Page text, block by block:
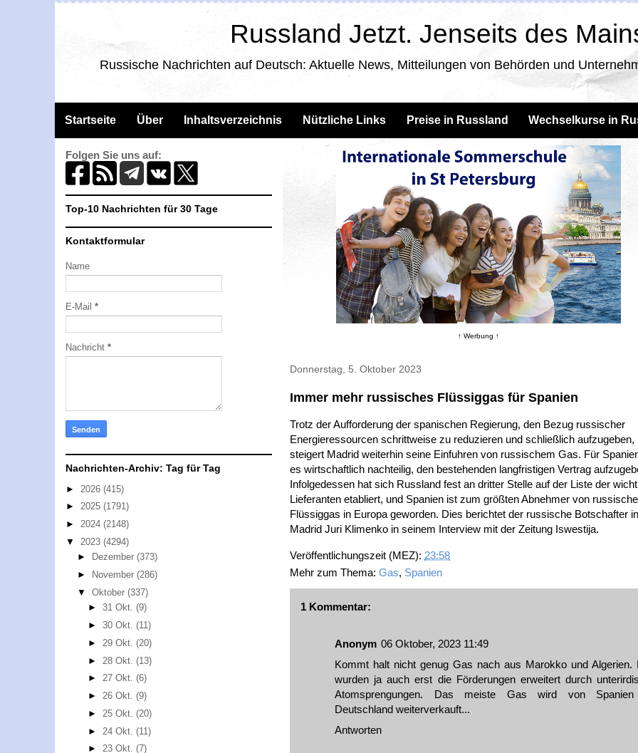
Russland Jetzt. Jenseits des
Russische Nachrichten auf Deutsch: Aktuelle News, Mitteilungen von Behörden und
Startseite Über Inhaltsverzeichnis Nützliche Links Preise in Russland Wechselkurse in
↑ Werbung ↑
Donnerstag, 5. Oktober 2023
Immer mehr russisches Flüssiggas für Spanien
Trotz der Aufforderung der spanischen Regierung, den Bezug russischer
Energieressourcen schrittweise zu reduzieren und schließlich aufzugeben,
steigert Madrid weiterhin seine Einfuhren von russischem Gas. Für
es wirtschaftlich nachteilig, den bestehenden langfristigen Vertrag
Infolgedessen hat sich Russland fest an dritter Stelle auf der Liste der
Lieferanten etabliert, und Spanien ist zum größten Abnehmer von
Flüssiggas in Europa geworden. Dies berichtet der russische Botschafter in
Madrid Juri Klimenko in seinem Interview mit der Zeitung Iswestija.
Veröffentlichungszeit (MEZ): 23:58
Mehr zum Thema: Gas, Spanien
1 Kommentar:
Anonym 06 Oktober, 2023 11:49
Kommt halt nicht genug Gas nach aus Marokko und Algerien.
wurden ja auch erst die Förderungen erweitert durch
Atomsprengungen. Das meiste Gas wird von
Deutschland weiterverkauft...
Antworten
Folgen Sie uns auf:
Top-10 Nachrichten für 30 Tage
Kontaktformular
Name
E-Mail *
Nachricht *
Nachrichten-Archiv: Tag für Tag
► 2026 (415)
► 2025 (1791)
► 2024 (2148)
▼ 2023 (4294)
►
Dezember (373)
►
November (286)
▼ Oktober (337)
►31 Okt.(9)
►30 Okt.(11)
► 29 Okt.(20)
► 28 Okt.(13)
►27 Okt.(6)
►26 Okt.(9)
► 25 Okt.(20)
► 24 Okt.(11)
►23 Okt.(7)